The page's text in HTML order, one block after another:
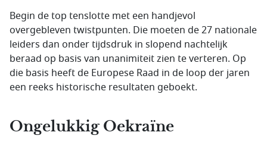
Begin de top tenslotte met een handjevol
overgebleven twistpunten. Die moeten de 27 nationale
leiders dan onder tijdsdruk in slopend nachtelijk
beraad op basis van unanimiteit zien te verteren. Op
die basis heeft de Europese Raad in de loop der jaren
een reeks historische resultaten geboekt.
Ongelukkig Oekraïne